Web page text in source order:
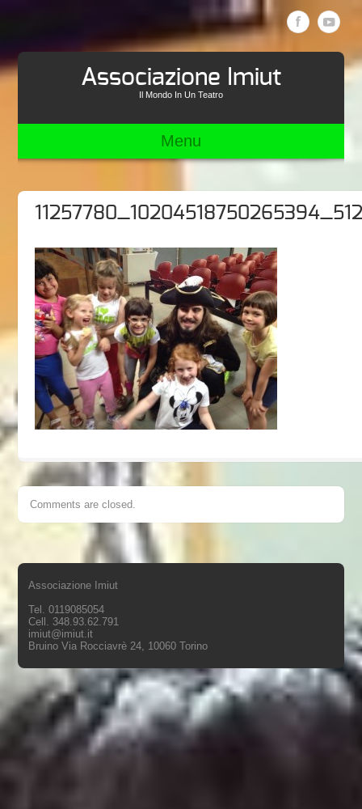
Associazione Imiut
Il Mondo In Un Teatro
Menu
Comments are closed.
Associazione Imiut
Tel. 0119085054
Cell. 348.93.62.791
imiut@imiut.it
Bruino Via Rocciavrè 24, 10060 Torino